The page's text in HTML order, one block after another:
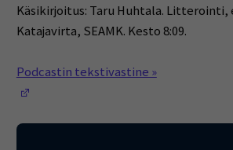
Käsikirjoitus: Taru Huhtala. Litterointi,
Katajavirta, SEAMK. Kesto 8:09.
Podcastin tekstivastine »